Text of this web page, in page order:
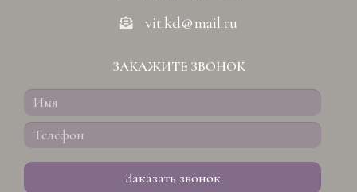
vit.kd@mail.ru
ЗАКАЖИТЕ ЗВОНОК
Заказать звонок